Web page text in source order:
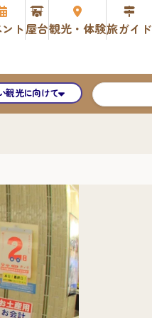
ト屋台観光・体験旅ガイド
観光に向けて